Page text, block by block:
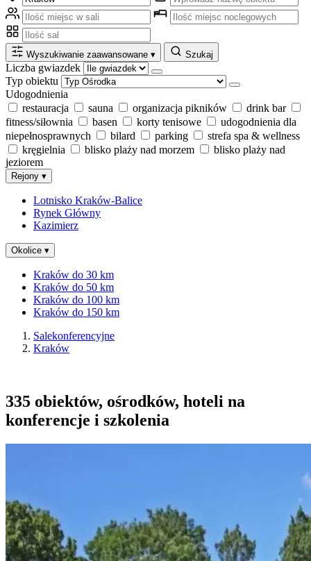
Wyszukiwanie zaawansowane ▾ Szukaj
Liczba gwiazdek
Typ obiektu
Udogodnienia
restauracja
sauna organizacja pikników
drink bar
fitness/siłownia
basen korty tenisowe
udogodnienia dla
niepełnosprawnych
bilard parking
strefa spa & wellness
kręgielnia
blisko plaży nad morzem
blisko plaży nad
jeziorem
Rejony ▾
Lotnisko Kraków-Balice
Rynek Główny
Kazimierz
Okolice ▾
Kraków do 30 km
Kraków do 50 km
Kraków do 100 km
Kraków do 150 km
Salekonferencyjne
Kraków
335 obiektów, ośrodków, hoteli na
konferencje i szkolenia